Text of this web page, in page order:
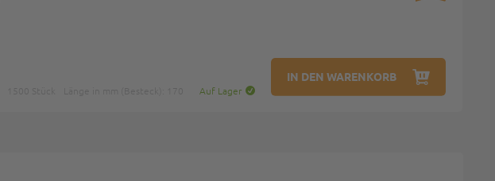
Auf Lager
IN DEN WARENKORB